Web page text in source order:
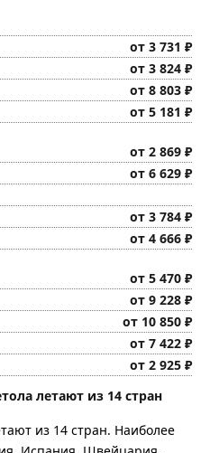
от 3 731 ₽
от 3 824 ₽
от 8 803 ₽
от 5 181 ₽
от 2 869 ₽
от 6 629 ₽
от 3 784 ₽
от 4 666 ₽
от 5 470 ₽
от 9 228 ₽
от 10 850 ₽
от 7 422 ₽
от 2 925 ₽
летают из 14 стран
из 14 стран. Наиболее